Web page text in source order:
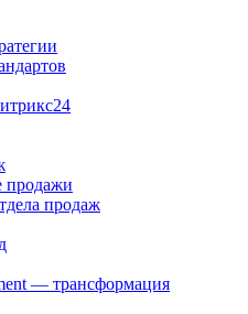
продажи
продаж
— трансформация